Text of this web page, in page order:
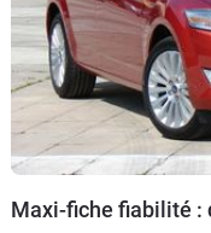
Maxi-fiche fiabilité :